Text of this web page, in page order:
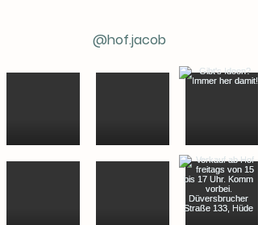
@hof.jacob